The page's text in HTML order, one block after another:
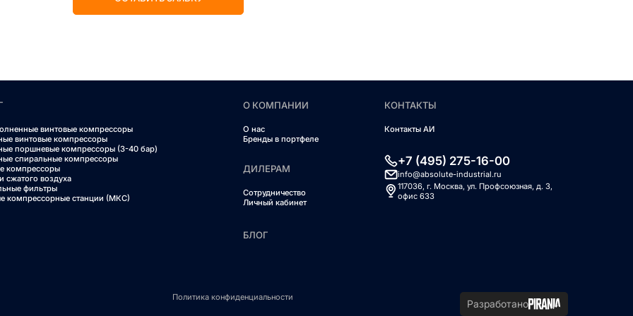
винтовые компрессоры
винтовые компрессоры
поршневые компрессоры (3-40 бар)
спиральные компрессоры
компрессоры
сжатого воздуха
фильтры
компрессорные станции (МКС)
О КОМПАНИИ
О нас
Бренды в портфеле
ДИЛЕРАМ
Сотрудничество
Личный кабинет
БЛОГ
КОНТАКТЫ
Контакты АИ
+7 (495) 275-16-00
info@absolute-industrial.ru
117036, г. Москва, ул. Профсоюзная, д. 3,
офис 633
Политика конфиденциальности
Разработано